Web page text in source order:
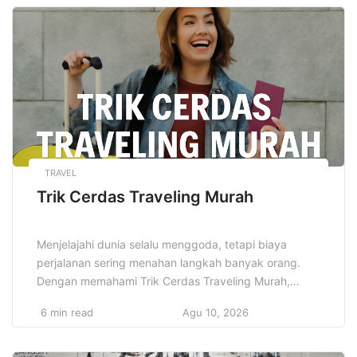
tinggi. Keberanian bereksperimen menjadi modal
penting bagi generasi kreatif yang ingin maju. Dengan
dukungan teknologi […]
TRAVEL
Trik Cerdas Traveling Murah
Menjelajahi dunia selalu menggoda, tetapi biaya
perjalanan sering menahan langkah banyak orang.
Dengan memahami Trik Cerdas Traveling Murah,
Perjalanan bukan tentang seberapa mahal tiketmu,
dan strategi. Banyak wisatawan membuktikan bahwa
6 min read Agu 10, 2026